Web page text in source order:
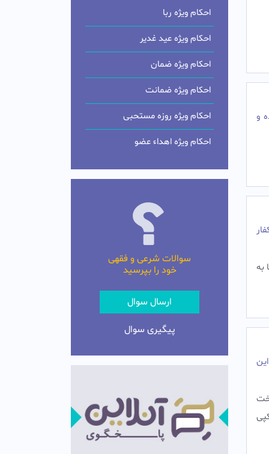
و
به
احکام ویژه ربا
احکام ویژه عید غدیر
احکام ویژه ضمان
احکام ویژه ضمانت
احکام ویژه روزه مستحبی
احکام ویژه اهداء عضو
سوالات شرعی و فقهی
خود را بپرسید
ارسال سوال
پیگیری سوال